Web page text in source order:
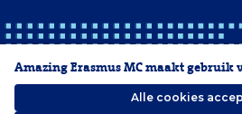
Amazing Erasmus MC maakt gebruik
Alle cookies